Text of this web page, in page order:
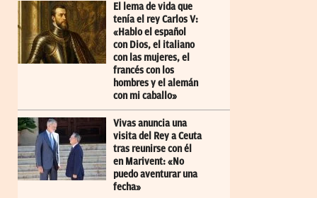
El lema de vida que
tenía el rey Carlos V:
«Hablo el español
con Dios, el italiano
con las mujeres, el
francés con los
hombres y el alemán
con mi caballo»
Vivas anuncia una
visita del Rey a Ceuta
tras reunirse con él
en Marivent: «No
puedo aventurar una
fecha»